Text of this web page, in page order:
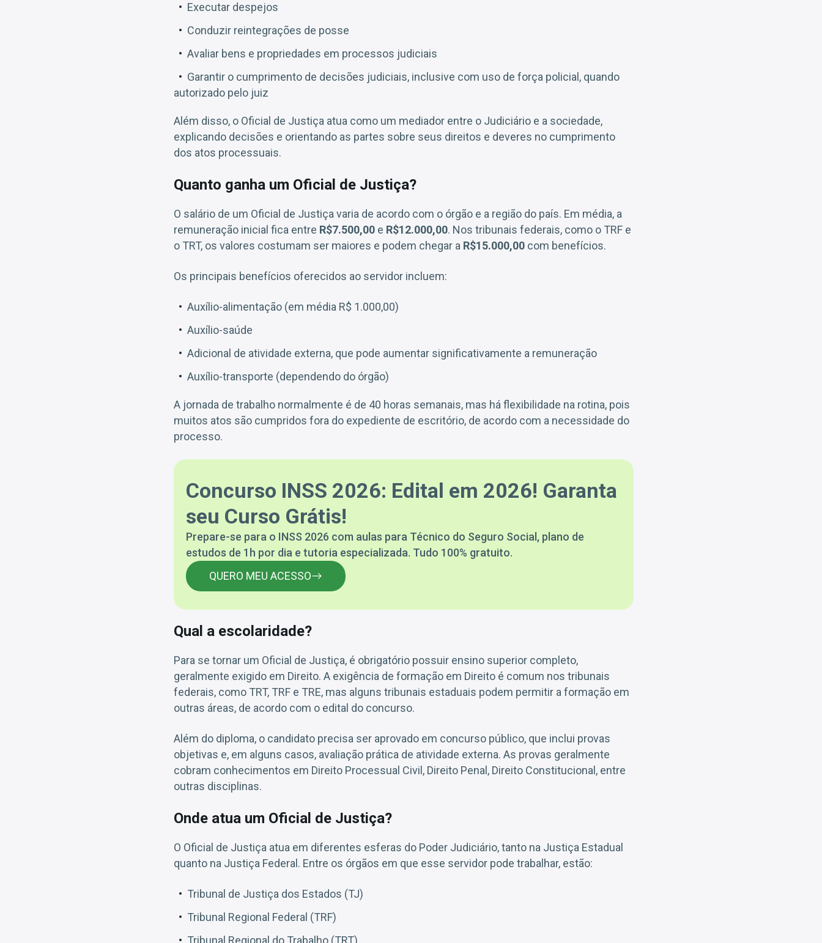
Executar despejos
Conduzir reintegrações de posse
Avaliar bens e propriedades em processos judiciais
Garantir o cumprimento de decisões judiciais, inclusive com uso de força policial, quando
autorizado pelo juiz
Além disso, o Oficial de Justiça atua como um mediador entre o Judiciário e a sociedade,
explicando decisões e orientando as partes sobre seus direitos e deveres no cumprimento
dos atos processuais.
Quanto ganha um Oficial de Justiça?
O salário de um Oficial de Justiça varia de acordo com o órgão e a região do país. Em média, a
remuneração inicial fica entre R$7.500,00 e R$12.000,00. Nos tribunais federais, como o TRF e
o TRT, os valores costumam ser maiores e podem chegar a R$15.000,00 com benefícios.
Os principais benefícios oferecidos ao servidor incluem:
Auxílio-alimentação (em média R$ 1.000,00)
Auxílio-saúde
Adicional de atividade externa, que pode aumentar significativamente a remuneração
Auxílio-transporte (dependendo do órgão)
A jornada de trabalho normalmente é de 40 horas semanais, mas há flexibilidade na rotina, pois
muitos atos são cumpridos fora do expediente de escritório, de acordo com a necessidade do
processo.
Concurso INSS 2026: Edital em 2026! Garanta
seu Curso Grátis!
Prepare-se para o INSS 2026 com aulas para Técnico do Seguro Social, plano de
estudos de 1h por dia e tutoria especializada. Tudo 100% gratuito.
QUERO MEU ACESSO
Qual a escolaridade?
Para se tornar um Oficial de Justiça, é obrigatório possuir ensino superior completo,
geralmente exigido em Direito. A exigência de formação em Direito é comum nos tribunais
federais, como TRT, TRF e TRE, mas alguns tribunais estaduais podem permitir a formação em
outras áreas, de acordo com o edital do concurso.
Além do diploma, o candidato precisa ser aprovado em concurso público, que inclui provas
objetivas e, em alguns casos, avaliação prática de atividade externa. As provas geralmente
cobram conhecimentos em Direito Processual Civil, Direito Penal, Direito Constitucional, entre
outras disciplinas.
Onde atua um Oficial de Justiça?
O Oficial de Justiça atua em diferentes esferas do Poder Judiciário, tanto na Justiça Estadual
quanto na Justiça Federal. Entre os órgãos em que esse servidor pode trabalhar, estão:
Tribunal de Justiça dos Estados (TJ)
Tribunal Regional Federal (TRF)
Tribunal Regional do Trabalho (TRT)